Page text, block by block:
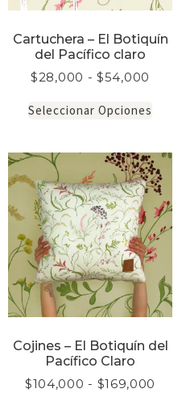
Cartuchera – El Botiquín
del Pacífico claro
$28,000 - $54,000
Seleccionar Opciones
Cojines – El Botiquín del
Pacífico Claro
$104,000 - $169,000